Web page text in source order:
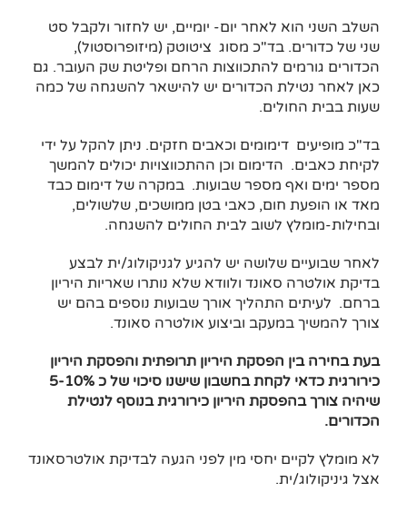
השלב השני הוא לאחר יום- יומיים, יש לחזור ולקבל סט
שני של כדורים. בד"כ מסוג ציטוטק (מיזופרוסטול),
הכדורים גורמים להתכווצות הרחם ופליטת שק העובר. גם
כאן לאחר נטילת הכדורים יש להישאר להשגחה של כמה
שעות בבית החולים.
בד"כ מופיעים דימומים וכאבים חזקים. ניתן להקל על ידי
לקיחת כאבים. הדימום וכן ההתכווצויות יכולים להמשך
מספר ימים ואף מספר שבועות. במקרה של דימום כבד
מאד או הופעת חום, כאבי בטן ממושכים, שלשולים,
ובחילות-מומלץ לשוב לבית החולים להשגחה.
לאחר שבועיים שלושה יש להגיע לגניקולוג/ית לבצע
בדיקת אולטרה סאונד ולוודא שלא נותרו שאריות היריון
ברחם. לעיתים התהליך אורך שבועות נוספים בהם יש
צורך להמשיך במעקב וביצוע אולטרה סאונד.
בעת בחירה בין הפסקת היריון תרופתית והפסקת היריון
כירורגית כדאי לקחת בחשבון שישנו סיכוי של כ 5-10%
שיהיה צורך בהפסקת היריון כירורגית בנוסף לנטילת
הכדורים.
לא מומלץ לקיים יחסי מין לפני הגעה לבדיקת אולטרסאונד
אצל גיניקולוג/ית.